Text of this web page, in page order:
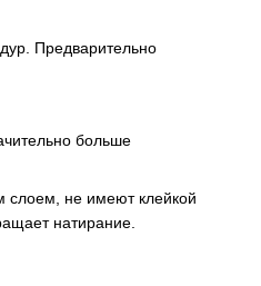
Предварительно
больше
слоем, не имеют клейкой
натирание.